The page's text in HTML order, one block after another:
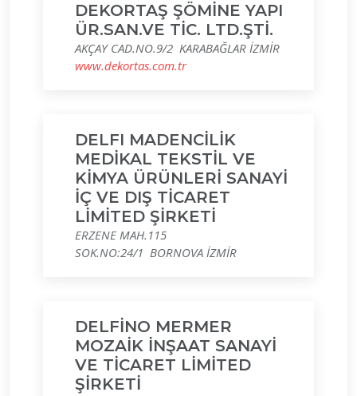
DEKORTAŞ ŞÖMİNE YAPI
ÜR.SAN.VE TİC. LTD.ŞTİ.
AKÇAY CAD.NO.9/2 KARABAĞLAR İZMİR
www.dekortas.com.tr
DELFI MADENCİLİK
MEDİKAL TEKSTİL VE
KİMYA ÜRÜNLERİ SANAYİ
İÇ VE DIŞ TİCARET
LİMİTED ŞİRKETİ
ERZENE MAH.115
SOK.NO:24/1 BORNOVA İZMİR
DELFİNO MERMER
MOZAİK İNŞAAT SANAYİ
VE TİCARET LİMİTED
ŞİRKETİ